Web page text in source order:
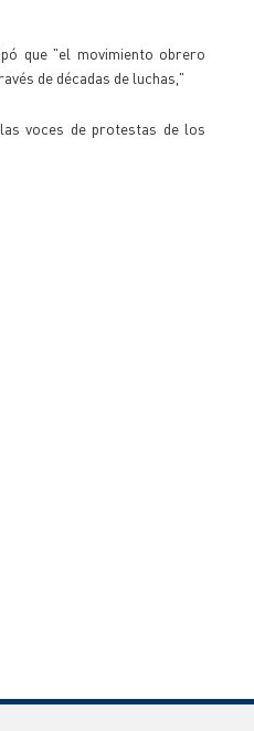
que "el movimiento obrero
de décadas de luchas,"
voces de protestas de los